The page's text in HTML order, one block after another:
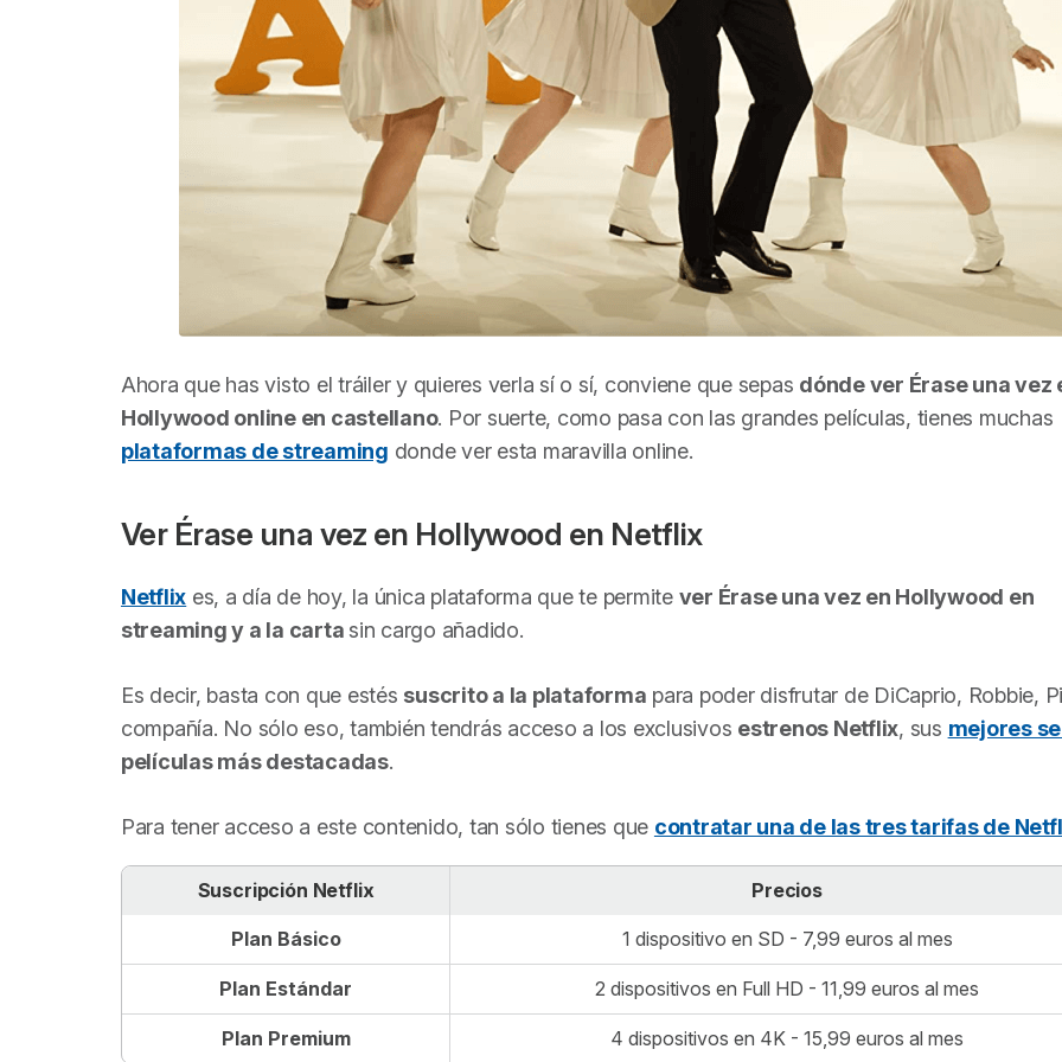
Ahora que has visto el tráiler y quieres verla sí o sí, conviene que sepas dónde ver Érase una vez
Hollywood online en castellano. Por suerte, como pasa con las grandes películas, tienes muchas
plataformas de streaming donde ver esta maravilla online.
Ver Érase una vez en Hollywood en Netflix
Netflix es, a día de hoy, la única plataforma que te permite ver Érase una vez en Hollywood en
streaming y a la carta sin cargo añadido.
Es decir, basta con que estés suscrito a la plataforma para poder disfrutar de DiCaprio, Robbie,
compañía. No sólo eso, también tendrás acceso a los exclusivos estrenos Netflix, sus mejores
películas más destacadas.
Para tener acceso a este contenido, tan sólo tienes que contratar una de las tres tarifas de
Suscripción Netflix Precios
Plan Básico 1 dispositivo en SD - 7,99 euros al mes
Plan Estándar 2 dispositivos en Full HD - 11,99 euros al mes
Plan Premium 4 dispositivos en 4K - 15,99 euros al mes